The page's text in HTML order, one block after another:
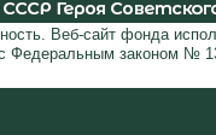
Веб-сайт фонда
Федеральным законом №